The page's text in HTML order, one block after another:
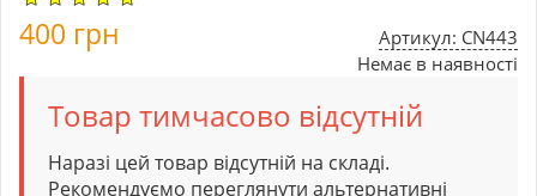
Артикул: CN443
Немає в наявності
400 грн
Товар тимчасово відсутній
Наразі цей товар відсутній на складі.
Рекомендуємо переглянути альтернативні